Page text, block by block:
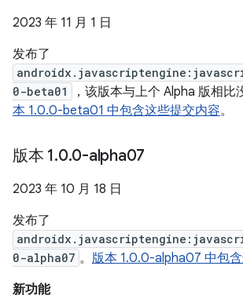
2023 年 11 月 1 日
发布了
0-beta01
，该版本与上个 Alpha 版相比
本 1.0.0-beta01 中包含这些提交内容。
版本 1.0.0-alpha07
2023 年 10 月 18 日
发布了
0-alpha07 。 版本 1.0.0-alpha07 中包
新功能